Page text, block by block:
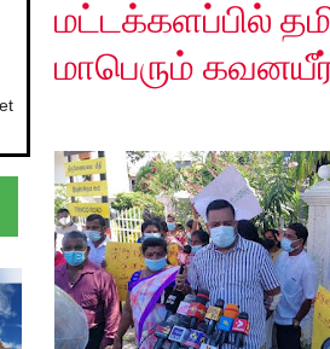
மட்டக்களப்பில்
மாபெரும்